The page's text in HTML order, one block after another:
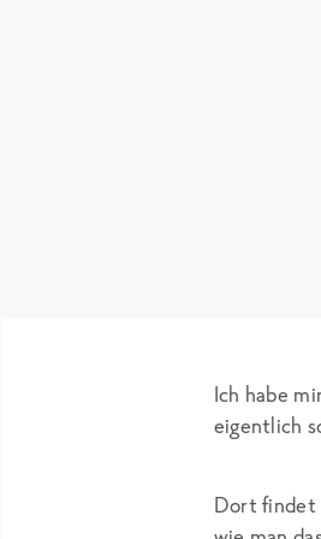
Ich habe
eigentlich
Dort findet